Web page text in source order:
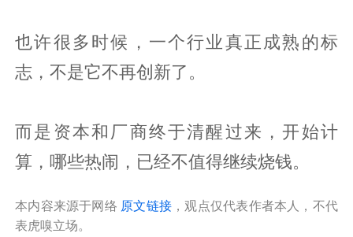
也许很多时候，一个行业真正成熟的标
志，不是它不再创新了。
而是资本和厂商终于清醒过来，开始计
算，哪些热闹，已经不值得继续烧钱。
本内容来源于网络 原文链接 ，观点仅代表作者本人，不代
表虎嗅立场。